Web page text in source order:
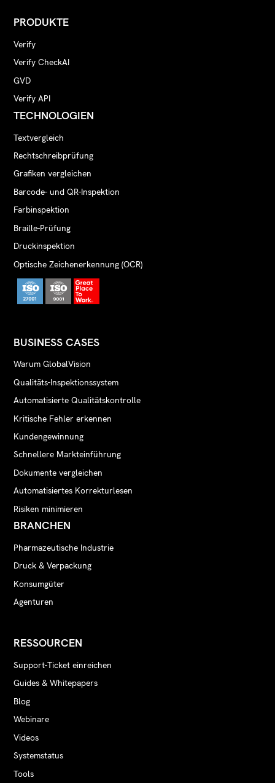
PRODUKTE
Verify
Verify CheckAI
GVD
Verify API
TECHNOLOGIEN
Textvergleich
Rechtschreibprüfung
Grafiken vergleichen
Barcode- und QR-Inspektion
Farbinspektion
Braille-Prüfung
Druckinspektion
Optische Zeichenerkennung (OCR)
BUSINESS CASES
Warum GlobalVision
Qualitäts-Inspektionssystem
Automatisierte Qualitätskontrolle
Kritische Fehler erkennen
Kundengewinnung
Schnellere Markteinführung
Dokumente vergleichen
Automatisiertes Korrekturlesen
Risiken minimieren
BRANCHEN
Pharmazeutische Industrie
Druck & Verpackung
Konsumgüter
Agenturen
RESSOURCEN
Support-Ticket einreichen
Guides & Whitepapers
Blog
Webinare
Videos
Systemstatus
Tools